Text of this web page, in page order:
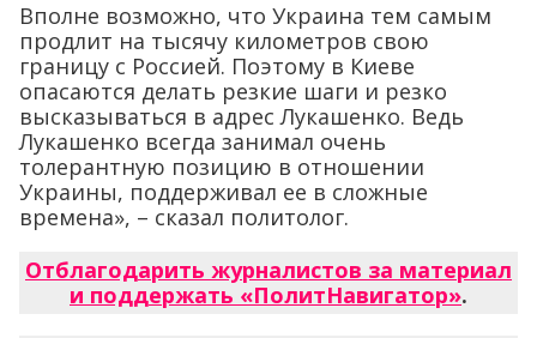
Вполне возможно, что Украина тем самым
продлит на тысячу километров свою
границу с Россией. Поэтому в Киеве
опасаются делать резкие шаги и резко
высказываться в адрес Лукашенко. Ведь
Лукашенко всегда занимал очень
толерантную позицию в отношении
Украины, поддерживал ее в сложные
времена», – сказал политолог.
Отблагодарить журналистов за материал
и поддержать «ПолитНавигатор».